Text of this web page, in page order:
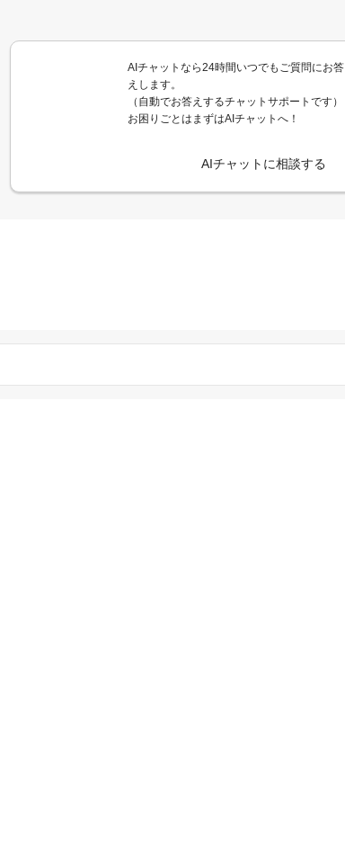
AIチャットなら24時間いつでもご質問にお答
えします。
（自動でお答えするチャットサポートです）
お困りごとはまずはAIチャットへ！
AIチャットに相談する